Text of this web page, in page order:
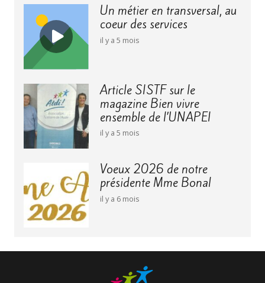
Un métier en transversal, au
coeur des services
il y a 5 mois
Article SISTF sur le
magazine Bien vivre
ensemble de l’UNAPEI
il y a 5 mois
Voeux 2026 de notre
présidente Mme Bonal
il y a 6 mois